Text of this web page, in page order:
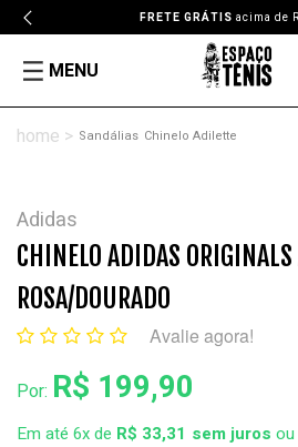
FRETE GRÁTIS acima de
MENU
Sandálias Chinelo Adilette
Adidas
CHINELO ADIDAS
ROSA/DOURADO
Avalie agora!
Por: R$ 199,90
Em até 6x de R$ 33,31 ou